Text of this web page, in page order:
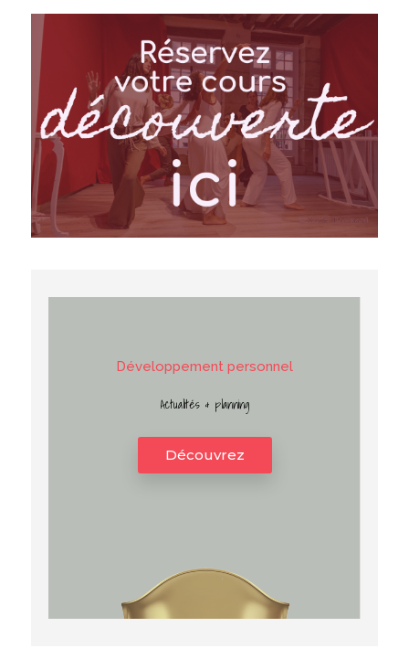
Développement personnel
Actualités & planning
Découvrez